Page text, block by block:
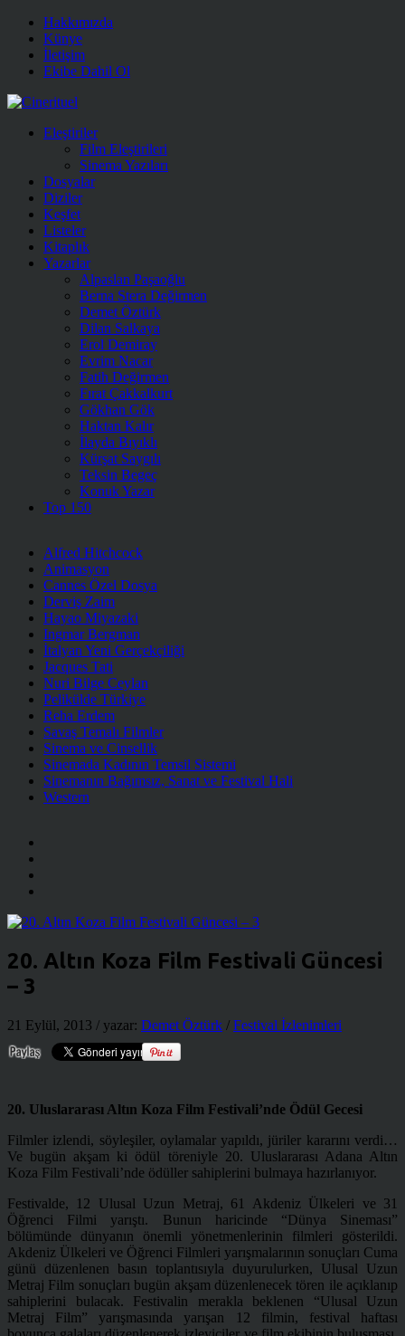
Hakkımızda
Künye
İletişim
Ekibe Dahil Ol
Eleştiriler
Film Eleştirileri
Sinema Yazıları
Dosyalar
Diziler
Keşfet
Listeler
Kitaplık
Yazarlar
Alpaslan Paşaoğlu
Berna Stera Değirmen
Demet Öztürk
Dilan Salkaya
Erol Demiray
Evrim Nacar
Fatih Değirmen
Fırat Çakkalkurt
Gökhan Gök
Haktan Kalır
İlayda Bıyıklı
Kürşat Saygılı
Teksin Begeç
Konuk Yazar
Top 150
Alfred Hitchcock
Animasyon
Cannes Özel Dosya
Derviş Zaim
Hayao Miyazaki
Ingmar Bergman
İtalyan Yeni Gerçekçiliği
Jacques Tati
Nuri Bilge Ceylan
Pelikülde Türkiye
Reha Erdem
Savaş Temalı Filmler
Sinema ve Cinsellik
Sinemada Kadının Temsil Sistemi
Sinemanın Bağımsız, Sanat ve Festival Hali
Western
20. Altın Koza Film Festivali Güncesi
– 3
21 Eylül, 2013 / yazar: Demet Öztürk / Festival İzlenimleri
20. Uluslararası Altın Koza Film Festivali’nde Ödül Gecesi
Filmler izlendi, söyleşiler, oylamalar yapıldı, jüriler kararını verdi…
Ve bugün akşam ki ödül töreniyle 20. Uluslararası Adana Altın
Koza Film Festivali’nde ödüller sahiplerini bulmaya hazırlanıyor.
Festivalde, 12 Ulusal Uzun Metraj, 61 Akdeniz Ülkeleri ve 31
Öğrenci Filmi yarıştı. Bunun haricinde “Dünya Sineması”
bölümünde dünyanın önemli yönetmenlerinin filmleri gösterildi.
Akdeniz Ülkeleri ve Öğrenci Filmleri yarışmalarının sonuçları Cuma
günü düzenlenen basın toplantısıyla duyurulurken, Ulusal Uzun
Metraj Film sonuçları bugün akşam düzenlenecek tören ile açıklanıp
sahiplerini bulacak. Festivalin merakla beklenen “Ulusal Uzun
Metraj Film” yarışmasında yarışan 12 filmin, festival haftası